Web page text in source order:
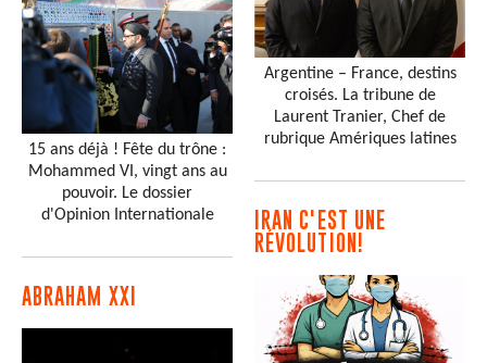
15 ans déjà ! Fête du trône :
Mohammed VI, vingt ans au
pouvoir. Le dossier
d'Opinion Internationale
ABRAHAM XXI
Argentine – France, destins
croisés. La tribune de
Laurent Tranier, Chef de
rubrique Amériques latines
IRAN C'EST UNE
RÉVOLUTION!